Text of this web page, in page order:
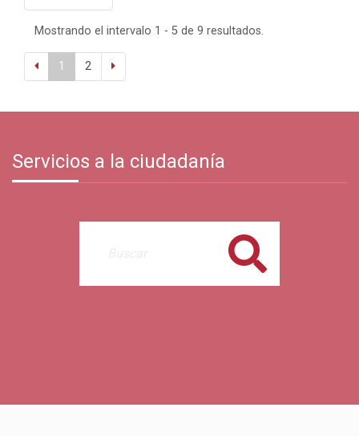
Mostrando el intervalo 1 - 5 de 9 resultados.
1 2
Servicios a la ciudadanía
Buscar